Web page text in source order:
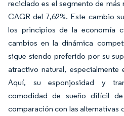
reciclado es el segmento de
CAGR del 7,62%. Este cambio
los principios de la economía
cambios en la dinámica
sigue siendo preferido por su
atractivo natural,
Aquí, su esponjosidad y
comodidad de sueño difícil de
comparación con las alternativas